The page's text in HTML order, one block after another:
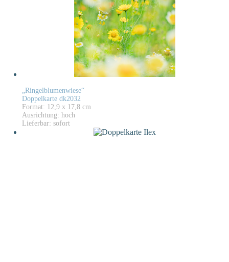
„Ringelblumenwiese“
Doppelkarte dk2032
Format: 12,9 x 17,8 cm
Ausrichtung: hoch
Lieferbar: sofort